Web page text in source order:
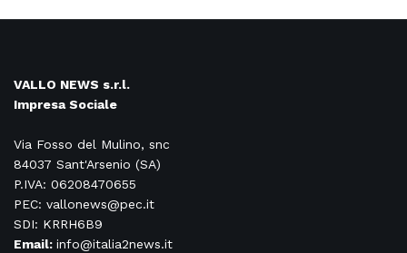
VALLO NEWS s.r.l.
Impresa Sociale
Via Fosso del Mulino, snc
84037 Sant'Arsenio (SA)
P.IVA: 06208470655
PEC: vallonews@pec.it
SDI: KRRH6B9
Email: info@italia2news.it